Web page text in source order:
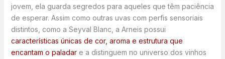
jovem, ela guarda segredos para aqueles que têm paciência
de esperar. Assim como outras uvas com perfis sensoriais
distintos, como a Seyval Blanc, a Arneis possui
características únicas de cor, aroma e estrutura que
encantam o paladare a distinguem no universo dos vinhos